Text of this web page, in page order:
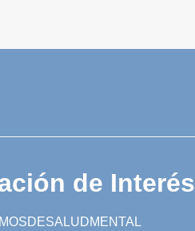
de Interés